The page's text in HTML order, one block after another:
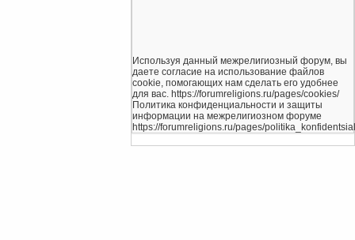
Используя данный межрелигиозный форум, вы
даете согласие на использование файлов
cookie, помогающих нам сделать его удобнее
для вас. https://forumreligions.ru/pages/cookies/
Политика конфиденциальности и защиты
информации на межрелигиозном форуме
https://forumreligions.ru/pages/